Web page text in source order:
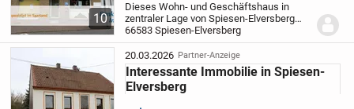
10
Dieses Wohn- und Geschäftshaus in
zentraler Lage von Spiesen-Elversberg
bietet eine attraktive Kombination aus
laufenden Mieteinnahmen und
Entwicklungsperspektive. Das Objekt
umfasst ein vermietetes...
66583 Spiesen-Elversberg
20.03.2026 Partner-Anzeige
Interessante Immobilie in Spiesen-
Elversberg